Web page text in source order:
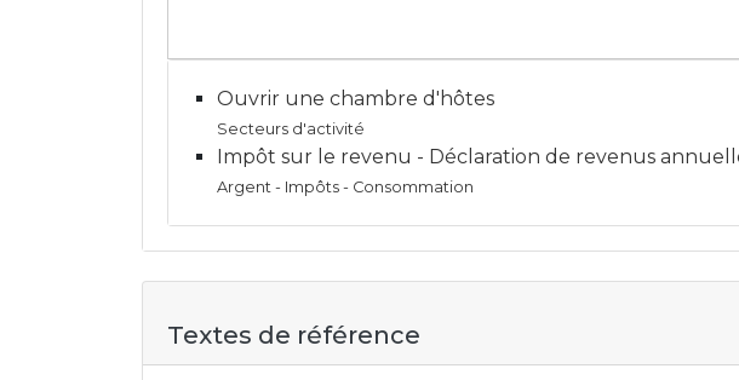
Ouvrir une chambre d'hôtes
Secteurs d'activité
Impôt sur le revenu - Déclaration de revenus
Argent - Impôts - Consommation
Textes de référence